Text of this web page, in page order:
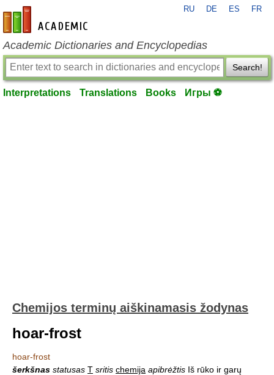
en-academic.com
RU DE ES FR
Academic Dictionaries and Encyclopedias
Search!
Interpretations Translations Books Игры ⚽
Chemijos terminų aiškinamasis žodynas
hoar-frost
hoar-frost
šerkšnas statusas T sritis chemija apibrėžtis Iš rūko ir garų